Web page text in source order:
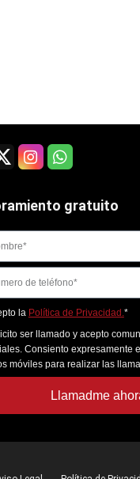
gratuito
la Política de Privacidad.*
ser llamado y acepto
Consiento expresamente
móviles para realizar las
Llamadme